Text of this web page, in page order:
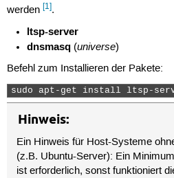
werden [1].
ltsp-server
dnsmasq (universe)
Befehl zum Installieren der Pakete:
sudo apt-get install ltsp-
Hinweis:
Ein Hinweis für Host-Systeme
(z.B. Ubuntu-Server): Ein
ist erforderlich, sonst funktioniert